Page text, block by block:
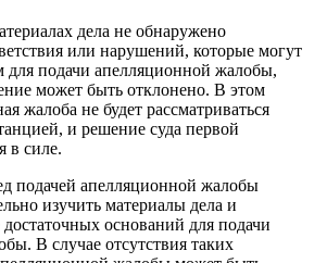
дела не обнаружено
или нарушений, которые могут
для подачи апелляционной жалобы,
может быть отклонено. В этом
жалоба не будет рассматриваться
и решение суда первой
в силе.
подачей апелляционной жалобы
изучить материалы дела и
оснований для подачи
В случае отсутствия таких